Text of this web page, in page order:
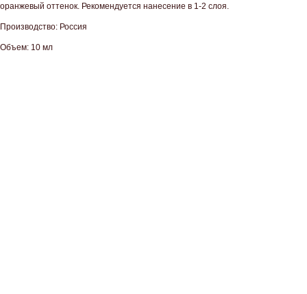
оранжевый оттенок. Рекомендуется нанесение в 1-2 слоя.
Производство: Россия
Объем: 10 мл